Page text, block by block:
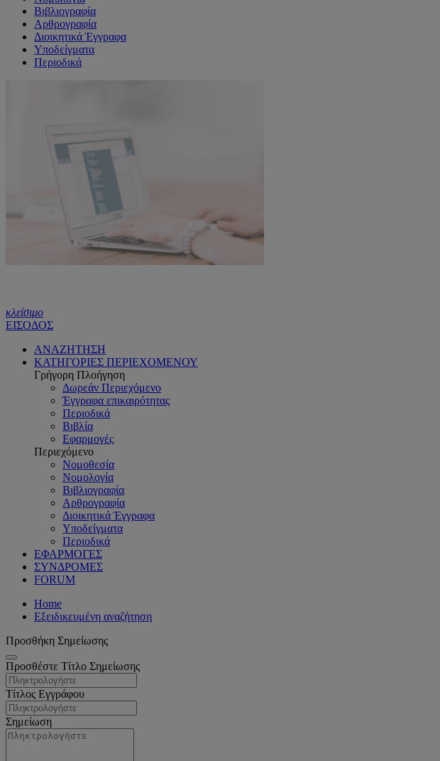
Βιβλιογραφία
Αρθρογραφία
Διοικητικά Έγγραφα
Υποδείγματα
Περιοδικά
κλείσιμο
ΕΙΣΟΔΟΣ
ΑΝΑΖΗΤΗΣΗ
ΚΑΤΗΓΟΡΙΕΣ ΠΕΡΙΕΧΟΜΕΝΟΥ
Γρήγορη Πλοήγηση
Δωρεάν Περιεχόμενο
Έγγραφα επικαιρότητας
Περιοδικά
Βιβλία
Εφαρμογές
Περιεχόμενο
Νομοθεσία
Νομολογία
Βιβλιογραφία
Αρθρογραφία
Διοικητικά Έγγραφα
Υποδείγματα
Περιοδικά
ΕΦΑΡΜΟΓΕΣ
ΣΥΝΔΡΟΜΕΣ
FORUM
Home
Εξειδικευμένη αναζήτηση
Προσθήκη Σημείωσης
Προσθέστε Τίτλο Σημείωσης
Τίτλος Εγγράφου
Σημείωση